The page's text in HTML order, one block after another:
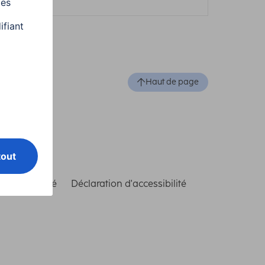
Haut de page
conformité Déclaration d'accessibilité